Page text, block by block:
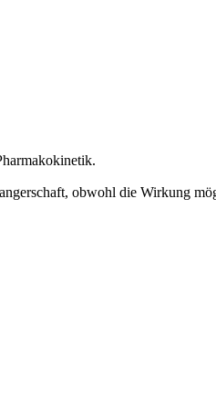
obwohl die Wirkung